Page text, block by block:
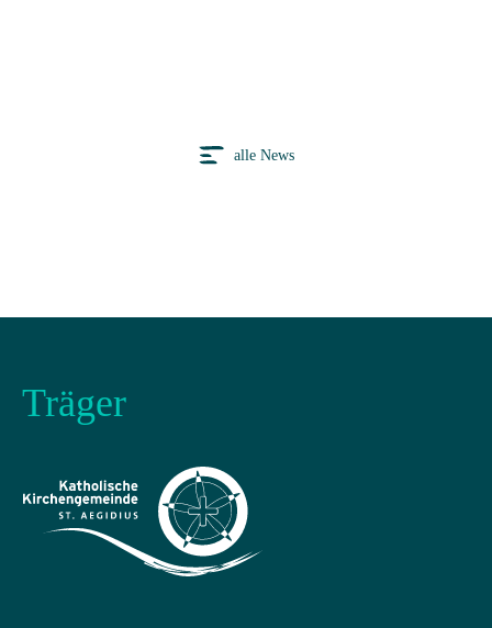
alle News
Träger